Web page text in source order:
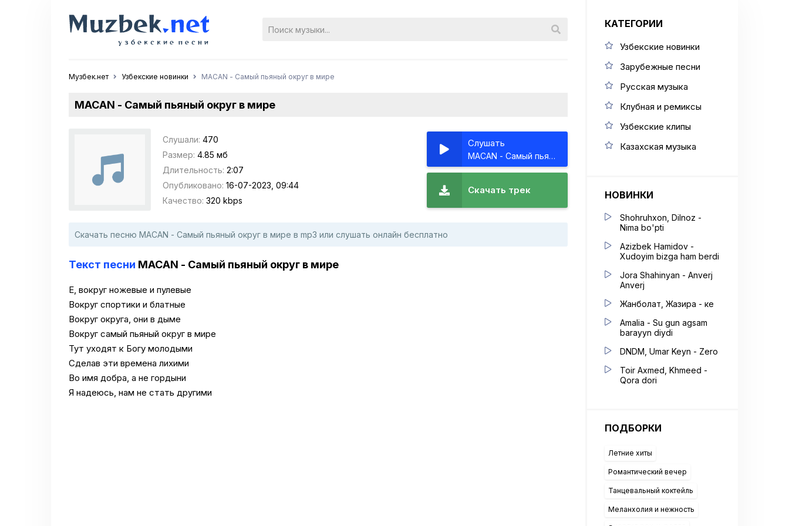
Музбек.нет Узбекские новинки MACAN - Самый пьяный округ в мире
MACAN - Самый пьяный округ в мире
Слушали: 470
Размер: 4.85 мб
Длительность: 2:07
Опубликовано: 16-07-2023, 09:44
Качество: 320 kbps
Слушать
MACAN - Самый пьяный округ в мире
Скачать трек
Скачать песню MACAN - Самый пьяный округ в мире в mp3 или слушать онлайн бесплатно
Текст песни MACAN - Самый пьяный округ в мире
Е, вокруг ножевые и пулевые
Вокруг спортики и блатные
Вокруг округа, они в дыме
Вокруг самый пьяный округ в мире
Тут уходят к Богу молодыми
Сделав эти времена лихими
Во имя добра, а не гордыни
Я надеюсь, нам не стать другими
КАТЕГОРИИ
Узбекские новинки
Зарубежные песни
Русская музыка
Клубная и ремиксы
Узбекские клипы
Казахская музыка
НОВИНКИ
Shohruhxon, Dilnoz -
Nima bo'pti
Azizbek Hamidov -
Xudoyim bizga ham berdi
Jora Shahinyan - Anverj
Anverj
Жанболат, Жазира - Әке
Amalia - Su gun agsam
barayyn diydi
DNDM, Umar Keyn - Zero
Toir Axmed, Khmeed -
Qora dori
ПОДБОРКИ
Летние хиты
Романтический вечер
Танцевальный коктейль
Меланхолия и нежность